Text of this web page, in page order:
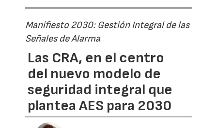
Manifiesto 2030: Gestión Integral de las
Señales de Alarma
Las CRA, en el centro
del nuevo modelo de
seguridad integral que
plantea AES para 2030